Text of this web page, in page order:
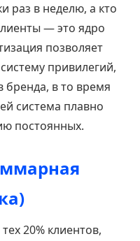
раз в неделю, а кто
— это ядро
позволяет
привилегий,
бренда, в то время
система плавно
постоянных.
20% клиентов,